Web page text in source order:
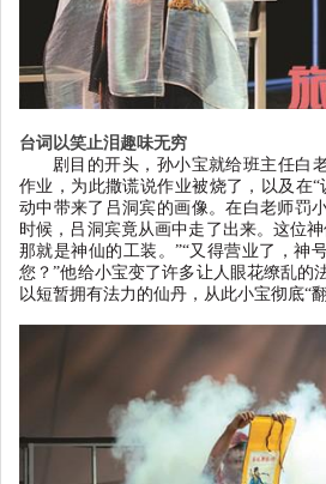
台词以笑止泪趣味无穷
剧目的开头，孙小宝就给班主任白
作业，为此撒谎说作业被烧了，以及在“
动中带来了吕洞宾的画像。在白老师罚
时候，吕洞宾竟从画中走了出来。这位
那就是神仙的工装。 ”“又得营业了，神
您？”他给小宝变了许多让人眼花缭乱的
以短暂拥有法力的仙丹，从此小宝彻底“